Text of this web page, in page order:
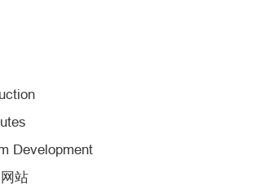
Development
站